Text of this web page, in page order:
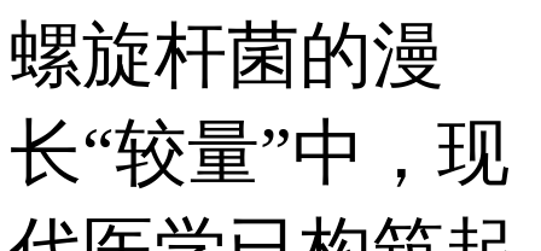
螺旋杆菌的漫
长“较量”中，现